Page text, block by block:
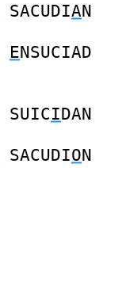
SACUDIAN
ENSUCIAD
SUICIDAN
SACUDION